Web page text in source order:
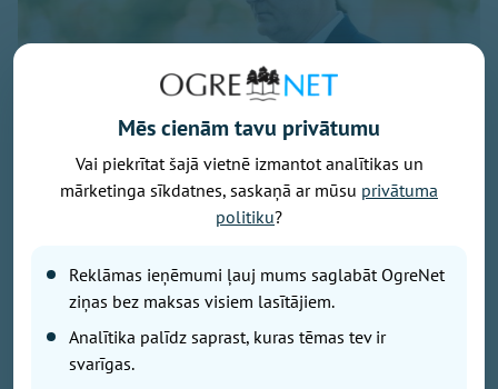
Foto: Armīns Janiks/Aizsardzības ministrija
uzbrukumus kritiskajai infrastruktūrai Baltijas valstīs,
izmantojot Ukrainas dronus, Latvijas aizsardzības
ministrs Raivis Melnis šodien Latvijas Radio
raidījumā "Krustpunktā" paziņoja, ka Latvijas
aizsardzības resors patlaban nav konstatējis pazīmes
Mēs cienām tavu privātumu
Vai piekrītat šajā vietnē izmantot analītikas un
mārketinga sīkdatnes, saskaņā ar mūsu privātuma
politiku?
Reklāmas ieņēmumi ļauj mums saglabāt OgreNet
ziņas bez maksas visiem lasītājiem.
Analītika palīdz saprast, kuras tēmas tev ir
svarīgas.